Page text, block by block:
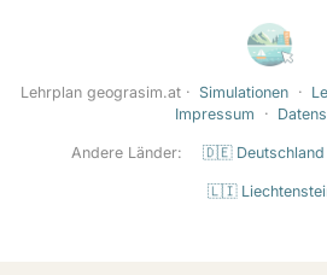
Lehrplan geograsim.at · Simulationen ·
Impressum
·
Andere Länder: 🇩🇪 Deutschland
🇱🇮